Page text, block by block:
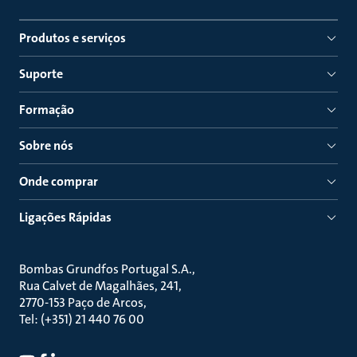
Produtos e serviços
Suporte
Formação
Sobre nós
Onde comprar
Ligações Rápidas
Bombas Grundfos Portugal S.A.
Rua Calvet de Magalhães, 241
2770-153 Paço de Arcos
Tel: (+351) 21 440 76 00